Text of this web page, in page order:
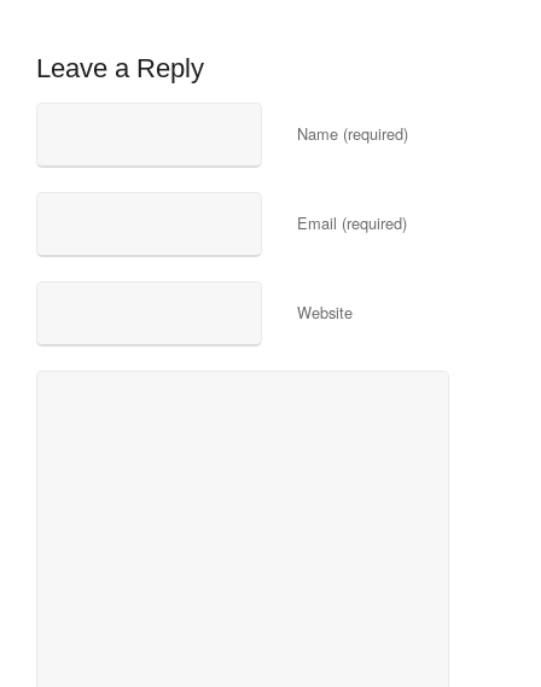
Leave a Reply
Name (required)
Email (required)
Website